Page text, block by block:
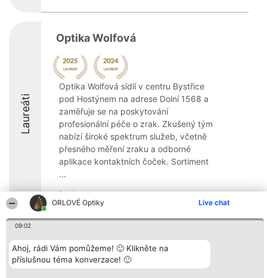
ORLOVÉ Optiky Live chat
09:02
Ahoj, rádi Vám pomůžeme! 🙂 Klikněte na
příslušnou téma konverzace! 🙂
Laureáti
Optika Wolfová
Optika Wolfová sídlí v centru Bystřice
pod Hostýnem na adrese Dolní 1568 a
zaměřuje se na poskytování
profesionální péče o zrak. Zkušený tým
nabízí široké spektrum služeb, včetně
přesného měření zraku a odborné
aplikace kontaktních čoček. Sortiment
...
8.1
Organizátor hlasování
Bright Side Solutions sp. z o.
o. sp. k.
ul. Ruska 22
Plebiscyt
Vítězové
Seznam všech
laureátů
Kontakt